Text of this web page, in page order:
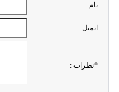
نام :
ايميل :
*نظرات :